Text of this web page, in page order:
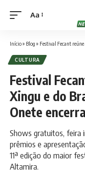
Font
Aa
Início» Blog » Festival Fecant reúne
CULTURA
Festival
Xingu e do
Onete
Shows gratuitos, feira
prêmios e
11ª edição do maior
Altamira.